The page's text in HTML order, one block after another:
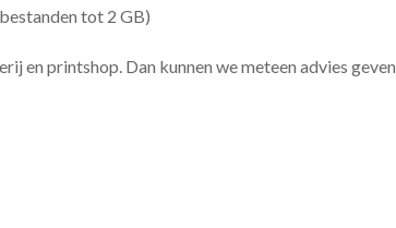
tot 2 GB)
en printshop. Dan kunnen we meteen advies geven